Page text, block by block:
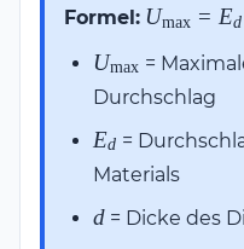
Formel: Umax = Ed
U_{\text{max}}
Umax =
Durchschlag
E_d
Ed =
Materials
d
d = Dicke des